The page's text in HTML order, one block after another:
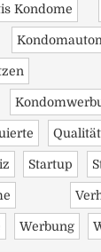
Kondome
Startup
Werbung